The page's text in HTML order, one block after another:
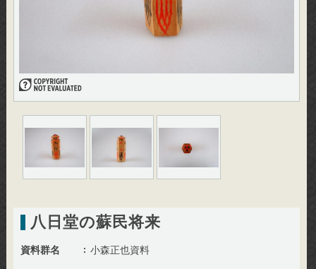
八日堂の蘇民将来
資料群名 小森正也資料